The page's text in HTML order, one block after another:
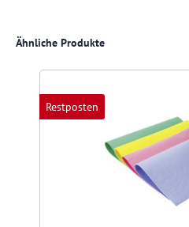
Produktgalerie überspringen
Ähnliche Produkte
Restposten